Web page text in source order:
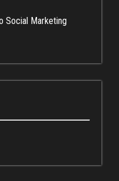
Social Marketing